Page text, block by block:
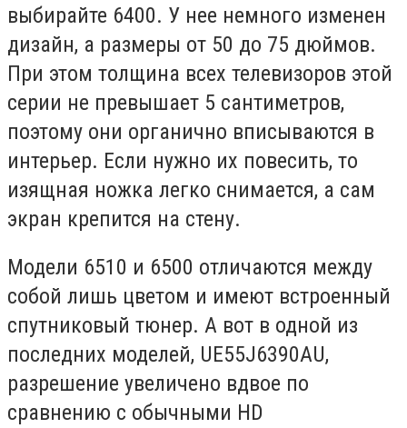
выбирайте 6400. У нее немного изменен
дизайн, а размеры от 50 до 75 дюймов.
При этом толщина всех телевизоров этой
серии не превышает 5 сантиметров,
поэтому они органично вписываются в
интерьер. Если нужно их повесить, то
изящная ножка легко снимается, а сам
экран крепится на стену.
Модели 6510 и 6500 отличаются между
собой лишь цветом и имеют встроенный
спутниковый тюнер. А вот в одной из
последних моделей, UE55J6390AU,
разрешение увеличено вдвое по
сравнению с обычными HD